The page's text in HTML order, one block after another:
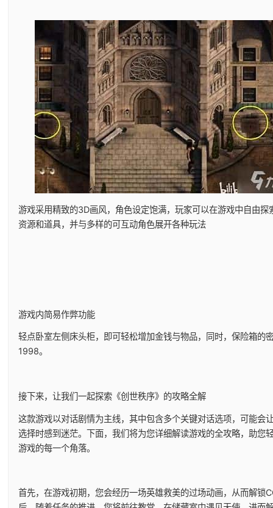
游戏采用精致的3D画风，角色设定饱满，玩家可以在游戏中自由探
资源和道具，并与多样的可互动角色展开各种玩法
游戏内简易作弊功能
轻点卧室左侧床头柜，即可轻松增加金钱与物品，同时，保险箱的
1998。
接下来，让我们一起探索《创世秩序》的攻略全解
这款游戏以对话剧情为主线，其中包含多个关键对话选项，可能会
选择时感到迷茫。下面，我们将为您详细解读游戏的全攻略，助您
游戏的每一个角落。
首先，在游戏初期，您会经历一场英雄救美的过场动画，从而解锁